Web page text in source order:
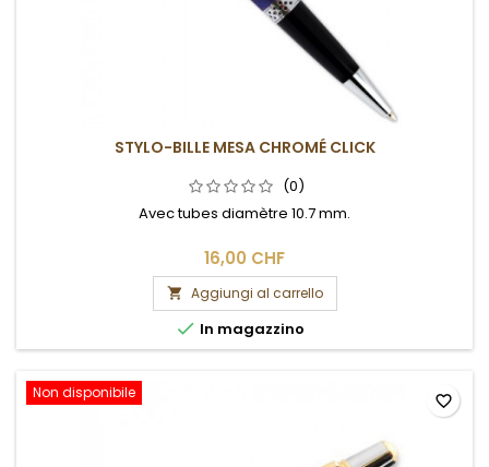
STYLO-BILLE MESA CHROMÉ CLICK
(0)
Avec tubes diamètre 10.7 mm.
16,00 CHF
 Aggiungi al carrello
 In magazzino
Non disponibile favorite_border